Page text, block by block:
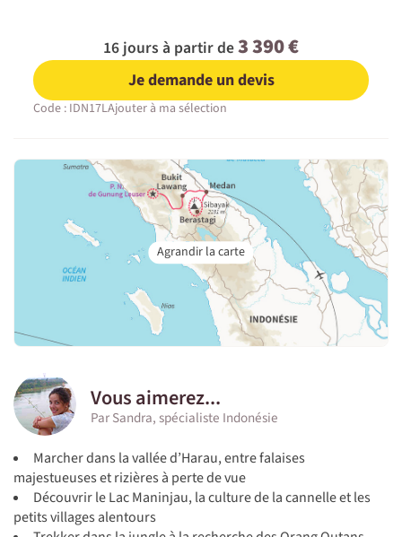
16 jours à partir de3 390 €
Je demande un devis
Code : IDN17LAjouter à ma sélection
Vous aimerez...
Par Sandra, spécialiste Indonésie
Marcher dans la vallée d’Harau, entre falaises
majestueuses et rizières à perte de vue
Découvrir le Lac Maninjau, la culture de la cannelle et les
petits villages alentours